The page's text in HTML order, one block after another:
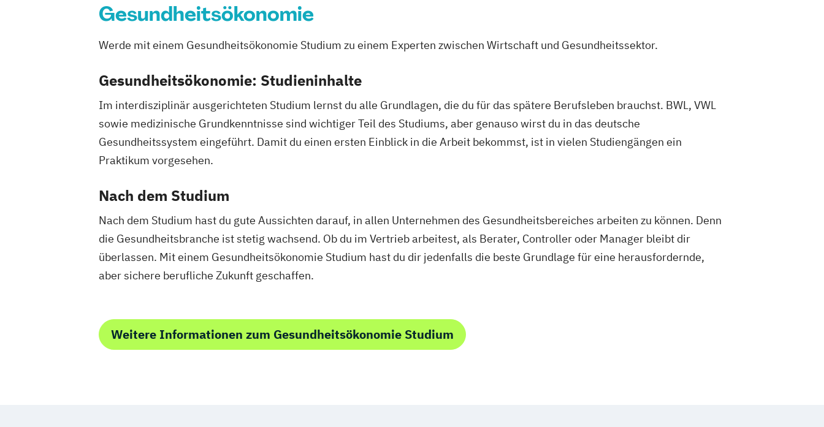
Gesundheitsökonomie
Werde mit einem Gesundheitsökonomie Studium zu einem Experten zwischen Wirtschaft und Gesundheitssektor.
Gesundheitsökonomie: Studieninhalte
Im interdisziplinär ausgerichteten Studium lernst du alle Grundlagen, die du für das spätere Berufsleben brauchst. BWL, VWL
sowie medizinische Grundkenntnisse sind wichtiger Teil des Studiums, aber genauso wirst du in das deutsche
Gesundheitssystem eingeführt. Damit du einen ersten Einblick in die Arbeit bekommst, ist in vielen Studiengängen ein
Praktikum vorgesehen.
Nach dem Studium
Nach dem Studium hast du gute Aussichten darauf, in allen Unternehmen des Gesundheitsbereiches arbeiten zu können. Denn
die Gesundheitsbranche ist stetig wachsend. Ob du im Vertrieb arbeitest, als Berater, Controller oder Manager bleibt dir
überlassen. Mit einem Gesundheitsökonomie Studium hast du dir jedenfalls die beste Grundlage für eine herausfordernde,
aber sichere berufliche Zukunft geschaffen.
Weitere Informationen zum Gesundheitsökonomie Studium